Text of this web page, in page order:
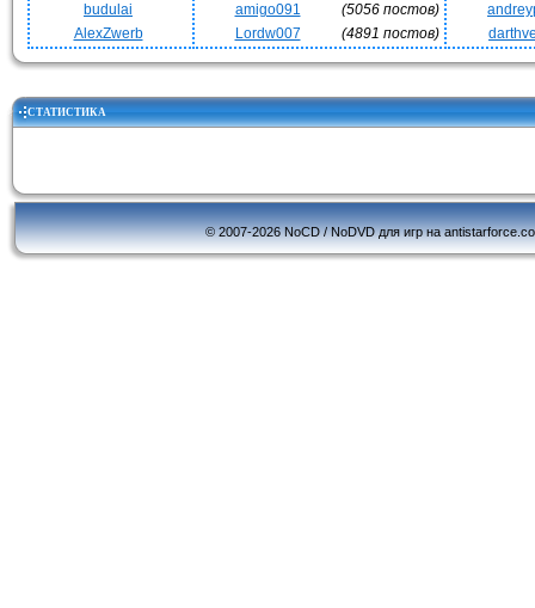
budulai
AlexZwerb
amigo091
(5056 постов)
Lordw007
(4891 постов)
СТАТИСТИКА
© 2007-2026 NoCD / NoDVD для игр на